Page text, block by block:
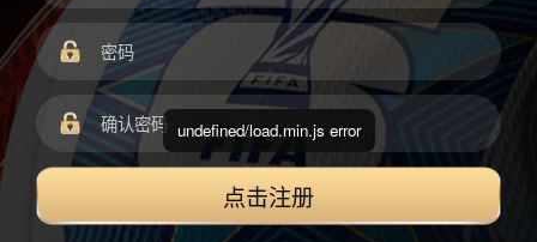
点击注册
undefined/load.min.js error